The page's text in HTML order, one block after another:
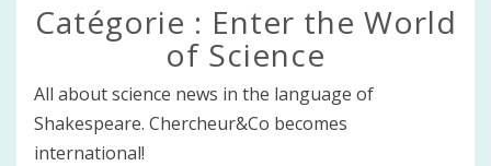
Catégorie : Enter the World
of Science
All about science news in the language of
Shakespeare. Chercheur&Co becomes
international!